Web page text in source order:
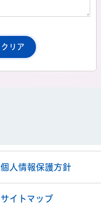
個人情報保護方針
サイトマップ